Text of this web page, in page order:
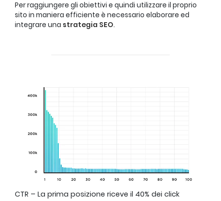
Per raggiungere gli obiettivi e quindi utilizzare il proprio
sito in maniera efficiente è necessario elaborare ed
integrare una strategia SEO.
CTR – La prima posizione riceve il 40% dei click